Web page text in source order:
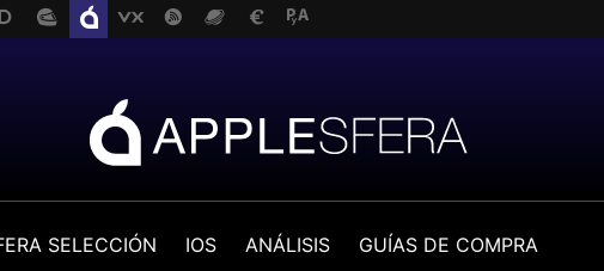
SELECCIÓN IOS ANÁLISIS GUÍAS DE COMPRA